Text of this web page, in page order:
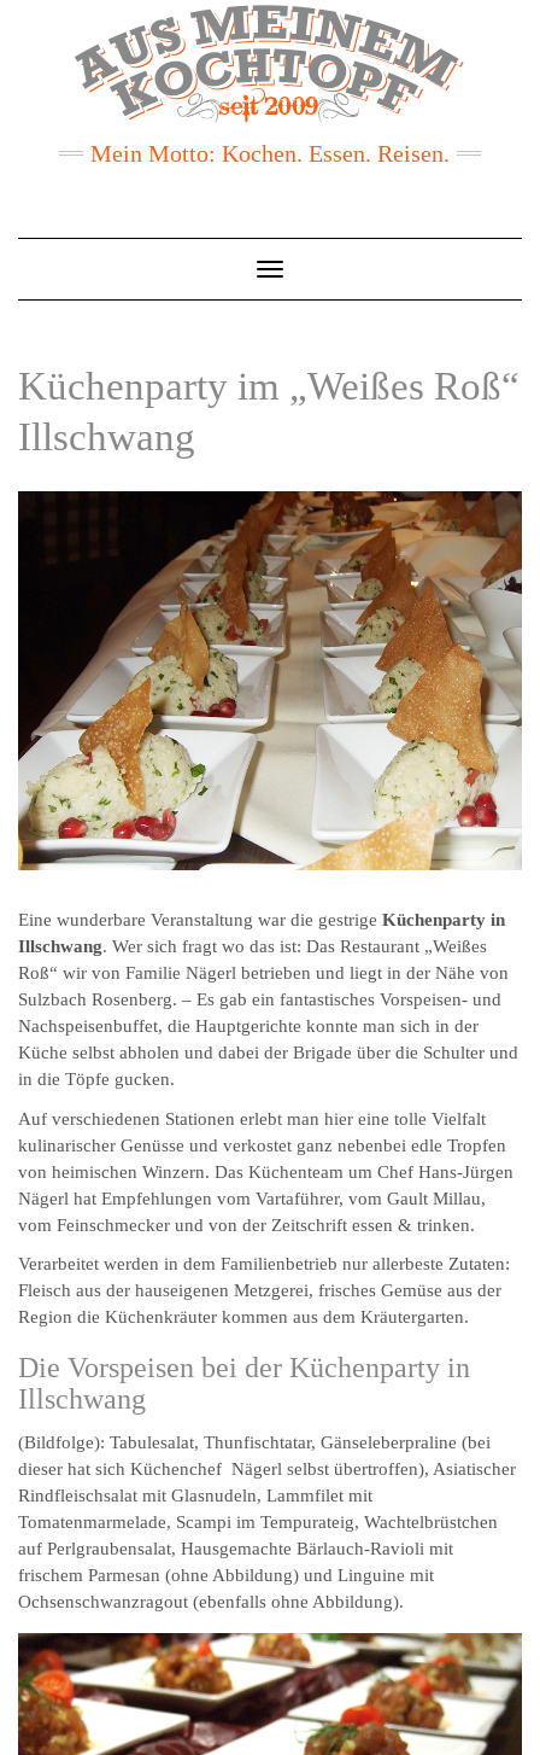
Mein Motto: Kochen. Essen. Reisen.
Toggle
Navigation
Küchenparty im „Weißes Roß“
Illschwang
Eine wunderbare Veranstaltung war die gestrige Küchenparty in
Illschwang. Wer sich fragt wo das ist: Das Restaurant „Weißes
Roß“ wir von Familie Nägerl betrieben und liegt in der Nähe von
Sulzbach Rosenberg. – Es gab ein fantastisches Vorspeisen- und
Nachspeisenbuffet, die Hauptgerichte konnte man sich in der
Küche selbst abholen und dabei der Brigade über die Schulter und
in die Töpfe gucken.
Auf verschiedenen Stationen erlebt man hier eine tolle Vielfalt
kulinarischer Genüsse und verkostet ganz nebenbei edle Tropfen
von heimischen Winzern. Das Küchenteam um Chef Hans-Jürgen
Nägerl hat Empfehlungen vom Vartaführer, vom Gault Millau,
vom Feinschmecker und von der Zeitschrift essen & trinken.
Verarbeitet werden in dem Familienbetrieb nur allerbeste Zutaten:
Fleisch aus der hauseigenen Metzgerei, frisches Gemüse aus der
Region die Küchenkräuter kommen aus dem Kräutergarten.
Die Vorspeisen bei der Küchenparty in
Illschwang
(Bildfolge): Tabulesalat, Thunfischtatar, Gänseleberpraline (bei
dieser hat sich Küchenchef Nägerl selbst übertroffen), Asiatischer
Rindfleischsalat mit Glasnudeln, Lammfilet mit
Tomatenmarmelade, Scampi im Tempurateig, Wachtelbrüstchen
auf Perlgraubensalat, Hausgemachte Bärlauch-Ravioli mit
frischem Parmesan (ohne Abbildung) und Linguine mit
Ochsenschwanzragout (ebenfalls ohne Abbildung).